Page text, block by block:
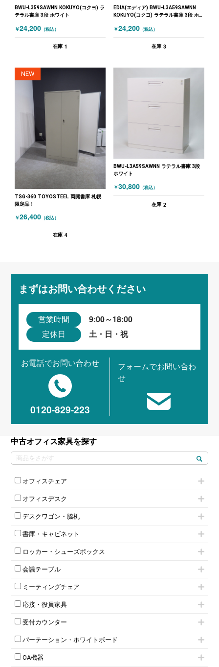
BWU-L359SAWNN KOKUYO(コクヨ) ラ
テラル書庫 3段 ホワイト
￥24,200 （税込）
在庫 1
EDIA(エディア) BWU-L3A59SAWNN
KOKUYO(コクヨ) ラテラル書庫 3段 ホワ
￥24,200 （税込）
在庫 3
NEW
TSG-360 TOYOSTEEL 両開書庫 札幌
限定品！
￥26,400 （税込）
在庫 4
BWU-L3A59SAWNN ラテラル書庫 3段
ホワイト
￥30,800 （税込）
在庫 2
まずはお問い合わせください
営業時間 9:00～18:00
定休日 土・日・祝
お電話でお問い合わせ
0120-829-223
フォームでお問い合わ
せ
中古オフィス家具を探す
オフィスチェア
肘付きチェア
肘無しチェア
役員チェア
オフィスチェアその他
オフィスデスク
片袖机
フリーアドレスデスク（ベンチデスク）
昇降デスク
両袖机
デスクワゴン・脇机
インワゴン2段
インワゴン3段
脇机
書庫・キャビネット
ハイキャビネット
ローキャビネット
両開きキャビネット
上下連結キャビネット
軽量ラック（スチールラック）
収納家具その他
両開書庫
ラテラル書庫
ロッカー・シューズボックス
1人用ロッカー
2人用ロッカー
3人用ロッカー
5人用ロッカー
8人用ロッカー
多人数ロッカー
ダイヤル錠ロッカー
会議テーブル
ミーティングテーブル
スタッキングテーブル
ネスティングテーブル
カウンターテーブル
T字脚テーブル
会議テーブルW1200～
ミーティングチェア
キャスター付きミーティングチェア
スタッキングミーティングチェア
テーブル付きミーティングチェア
折りたたみミーティングチェア
ハイチェア
応接・役員家具
応接セット
応接ソファ
応接チェア
応接・役員家具その他
受付カウンター
ハイカウンター
ローカウンター
ラウンジカウンター
パーテーション・ホワイトボード
パーテーション
自立タイプパーテーション
OA機器